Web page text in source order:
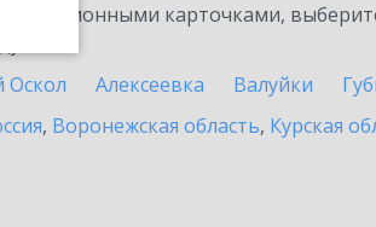
карточками,
Оскол Алексеевка Валуйки
, Воронежская область, Курская